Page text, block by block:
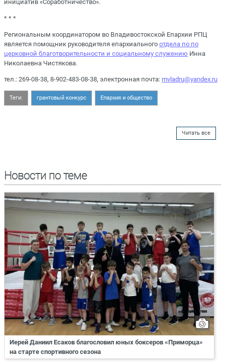
инициатив «Соработничество».
* * *
Региональным координатором во Владивостокской Епархии РПЦ
является помощник руководителя епархиального отдела по по
церковной благотворительности и социальному служению Инна
Николаевна Чистякова.
тел.: 269-08-38, 8-902-483-08-38, электронная почта: mvladru@yandex.ru
Теги: грантовый конкурс Епархия и общество
Читать все
Новости по теме
Иерей Даниил Есаков благословил юных боксеров «Приморца»
на старте спортивного сезона